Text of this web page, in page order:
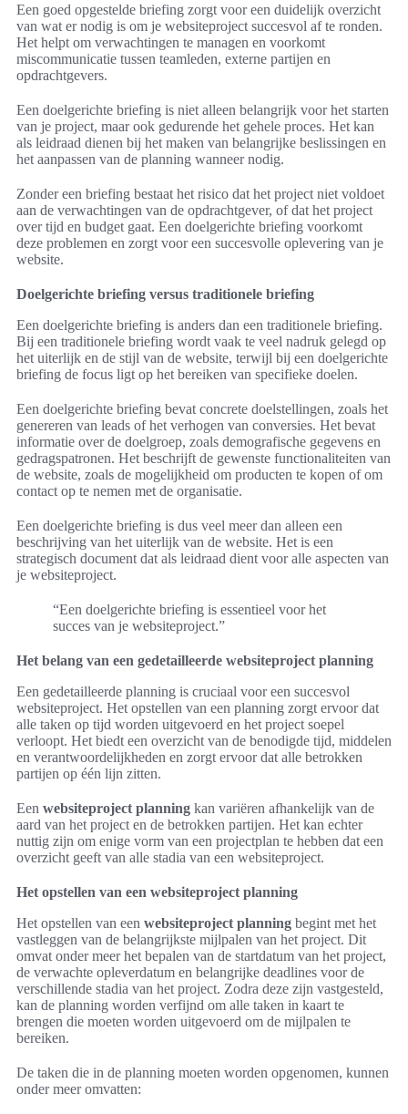
Een goed opgestelde briefing zorgt voor een duidelijk overzicht
van wat er nodig is om je websiteproject succesvol af te ronden.
Het helpt om verwachtingen te managen en voorkomt
miscommunicatie tussen teamleden, externe partijen en
opdrachtgevers.
Een doelgerichte briefing is niet alleen belangrijk voor het starten
van je project, maar ook gedurende het gehele proces. Het kan
als leidraad dienen bij het maken van belangrijke beslissingen en
het aanpassen van de planning wanneer nodig.
Zonder een briefing bestaat het risico dat het project niet voldoet
aan de verwachtingen van de opdrachtgever, of dat het project
over tijd en budget gaat. Een doelgerichte briefing voorkomt
deze problemen en zorgt voor een succesvolle oplevering van je
website.
Doelgerichte briefing versus traditionele briefing
Een doelgerichte briefing is anders dan een traditionele briefing.
Bij een traditionele briefing wordt vaak te veel nadruk gelegd op
het uiterlijk en de stijl van de website, terwijl bij een doelgerichte
briefing de focus ligt op het bereiken van specifieke doelen.
Een doelgerichte briefing bevat concrete doelstellingen, zoals het
genereren van leads of het verhogen van conversies. Het bevat
informatie over de doelgroep, zoals demografische gegevens en
gedragspatronen. Het beschrijft de gewenste functionaliteiten van
de website, zoals de mogelijkheid om producten te kopen of om
contact op te nemen met de organisatie.
Een doelgerichte briefing is dus veel meer dan alleen een
beschrijving van het uiterlijk van de website. Het is een
strategisch document dat als leidraad dient voor alle aspecten van
je websiteproject.
“Een doelgerichte briefing is essentieel voor het
succes van je websiteproject.”
Het belang van een gedetailleerde websiteproject planning
Een gedetailleerde planning is cruciaal voor een succesvol
websiteproject. Het opstellen van een planning zorgt ervoor dat
alle taken op tijd worden uitgevoerd en het project soepel
verloopt. Het biedt een overzicht van de benodigde tijd, middelen
en verantwoordelijkheden en zorgt ervoor dat alle betrokken
partijen op één lijn zitten.
Een websiteproject planning kan variëren afhankelijk van de
aard van het project en de betrokken partijen. Het kan echter
nuttig zijn om enige vorm van een projectplan te hebben dat een
overzicht geeft van alle stadia van een websiteproject.
Het opstellen van een websiteproject planning
Het opstellen van een websiteproject planning begint met het
vastleggen van de belangrijkste mijlpalen van het project. Dit
omvat onder meer het bepalen van de startdatum van het project,
de verwachte opleverdatum en belangrijke deadlines voor de
verschillende stadia van het project. Zodra deze zijn vastgesteld,
kan de planning worden verfijnd om alle taken in kaart te
brengen die moeten worden uitgevoerd om de mijlpalen te
bereiken.
De taken die in de planning moeten worden opgenomen, kunnen
onder meer omvatten: